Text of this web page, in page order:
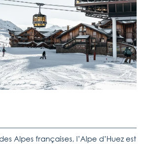
Alpes françaises, l’Alpe d’Huez est